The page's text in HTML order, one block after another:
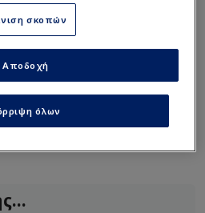
όσο και εκτός Μεγάρου
υψηλόβαθμα στελέχη
της
Κοραή και του
εντός της
σενάριο για τις
σκοπών
όλων
Αποδοχή